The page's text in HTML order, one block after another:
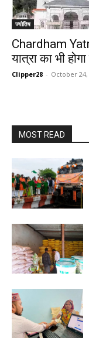
ज्योतिष
Chardham
यात्रा का भी
Clipper28 - October 24,
MOST READ